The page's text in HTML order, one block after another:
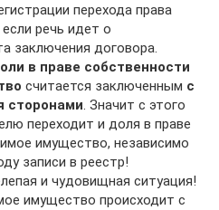
перехода права
речь идет о
заключения договора.
в праве собственности
считается заключенным с
сторонами. Значит с этого
переходит и доля в праве
имущество, независимо
записи в реестр!
и чудовищная ситуация!
имущество происходит с